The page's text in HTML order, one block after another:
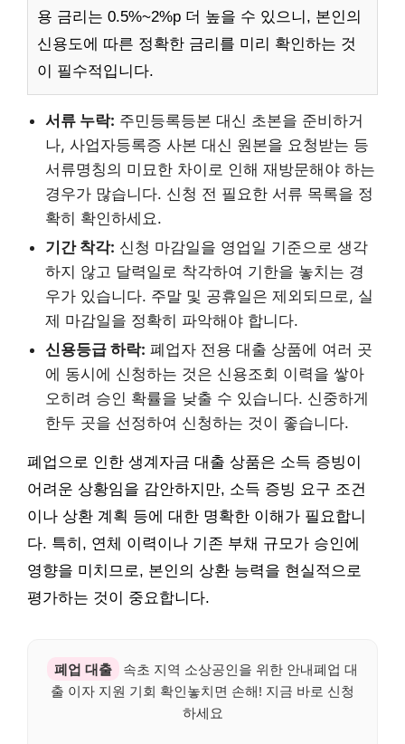
용 금리는 0.5%~2%p 더 높을 수 있으니, 본인의
신용도에 따른 정확한 금리를 미리 확인하는 것
이 필수적입니다.
서류 누락: 주민등록등본 대신 초본을 준비하거
나, 사업자등록증 사본 대신 원본을 요청받는 등
서류명칭의 미묘한 차이로 인해 재방문해야 하는
경우가 많습니다. 신청 전 필요한 서류 목록을 정
확히 확인하세요.
기간 착각: 신청 마감일을 영업일 기준으로 생각
하지 않고 달력일로 착각하여 기한을 놓치는 경
우가 있습니다. 주말 및 공휴일은 제외되므로, 실
제 마감일을 정확히 파악해야 합니다.
신용등급 하락: 폐업자 전용 대출 상품에 여러 곳
에 동시에 신청하는 것은 신용조회 이력을 쌓아
오히려 승인 확률을 낮출 수 있습니다. 신중하게
한두 곳을 선정하여 신청하는 것이 좋습니다.
폐업으로 인한 생계자금 대출 상품은 소득 증빙이
어려운 상황임을 감안하지만, 소득 증빙 요구 조건
이나 상환 계획 등에 대한 명확한 이해가 필요합니
다. 특히, 연체 이력이나 기존 부채 규모가 승인에
영향을 미치므로, 본인의 상환 능력을 현실적으로
평가하는 것이 중요합니다.
폐업 대출
속초 지역 소상공인을 위한 안내폐업 대
출 이자 지원 기회 확인놓치면 손해! 지금 바로 신청
하세요